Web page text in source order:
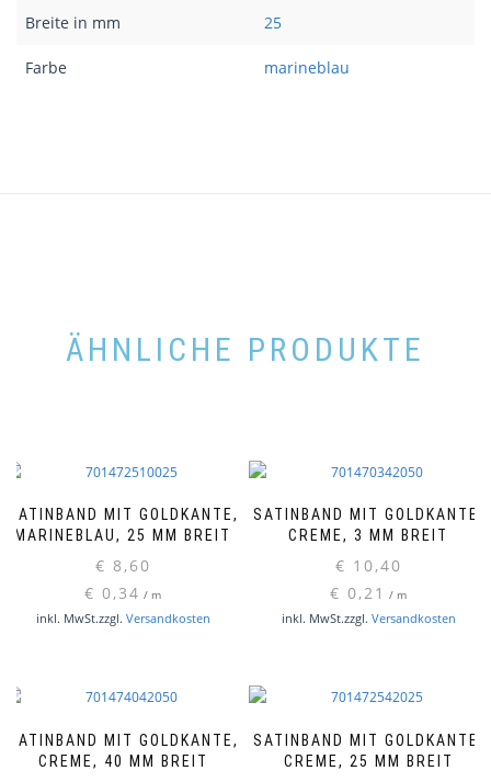
Breite in mm 25
Farbe marineblau
ÄHNLICHE PRODUKTE
SATINBAND MIT GOLDKANTE,
MARINEBLAU, 25 MM BREIT
€ 8,60
€ 0,34 / m
inkl. MwSt.zzgl. Versandkosten
SATINBAND MIT GOLDKANTE,
CREME, 3 MM BREIT
€ 10,40
€ 0,21 / m
inkl. MwSt.zzgl. Versandkosten
SATINBAND MIT GOLDKANTE,
CREME, 40 MM BREIT
SATINBAND MIT GOLDKANTE,
CREME, 25 MM BREIT